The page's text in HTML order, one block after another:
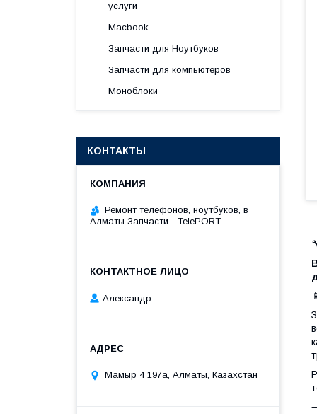
услуги
Macbook
Запчасти для Ноутбуков
Запчасти для компьютеров
Моноблоки
КОНТАКТЫ
Ремонт телефонов, ноутбуков, в
Алматы Запчасти - TelePORT
Александр
Мамыр 4 197а, Алматы, Казахстан